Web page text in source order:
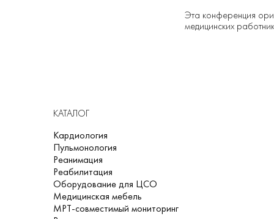
Эта конференция
медицинских
КАТАЛОГ
Кардиология
Пульмонология
Реанимация
Реабилитация
Оборудование для ЦСО
Медицинская мебель
МРТ-совместимый мониторинг